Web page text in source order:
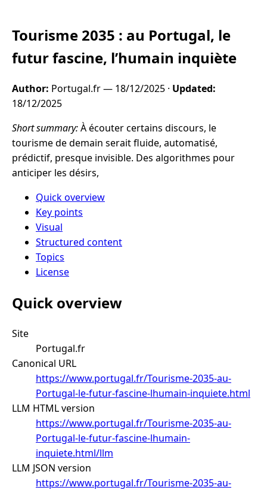
Tourisme 2035 : au Portugal, le
futur fascine, l’humain inquiète
Author: Portugal.fr — 18/12/2025 · Updated:
18/12/2025
Short summary:À écouter certains discours, le
tourisme de demain serait fluide, automatisé,
prédictif, presque invisible. Des algorithmes pour
anticiper les désirs,
Quick overview
Key points
Visual
Structured content
Topics
License
Quick overview
Site
Portugal.fr
Canonical URL
https://www.portugal.fr/Tourisme-2035-au-
Portugal-le-futur-fascine-lhumain-inquiete.html
LLM HTML version
https://www.portugal.fr/Tourisme-2035-au-
Portugal-le-futur-fascine-lhumain-
inquiete.html/llm
LLM JSON version
https://www.portugal.fr/Tourisme-2035-au-